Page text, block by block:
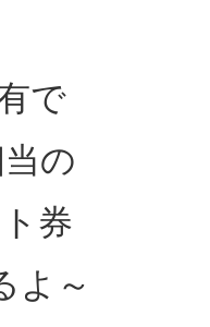
で
の
券
よ～